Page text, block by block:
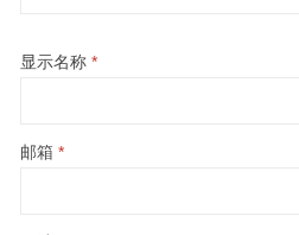
显示名称 *
邮箱 *